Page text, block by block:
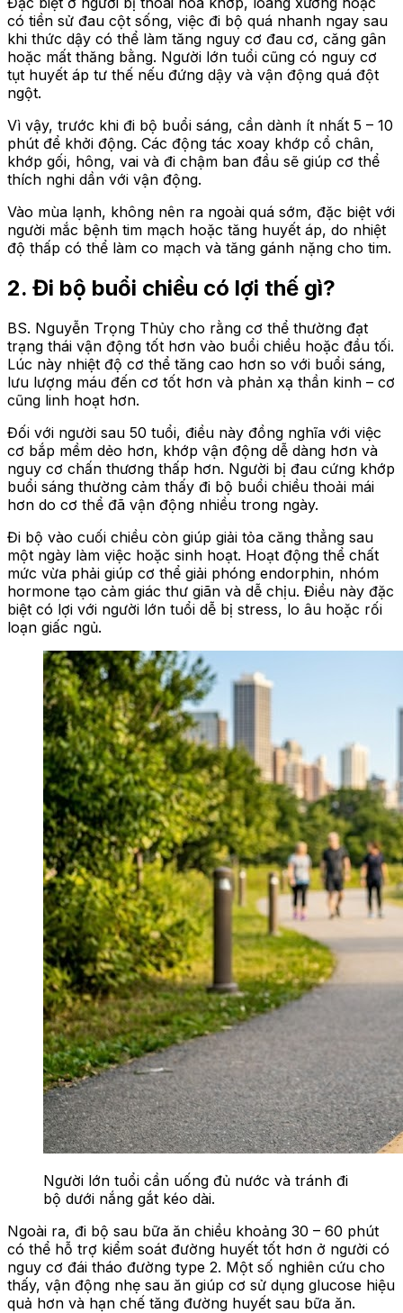
có tiền sử đau cột sống, việc đi bộ quá nhanh ngay sau
khi thức dậy có thể làm tăng nguy cơ đau cơ, căng gân
hoặc mất thăng bằng. Người lớn tuổi cũng có nguy cơ
tụt huyết áp tư thế nếu đứng dậy và vận động quá đột
ngột.
Vì vậy, trước khi đi bộ buổi sáng, cần dành ít nhất 5 – 10
phút để khởi động. Các động tác xoay khớp cổ chân,
khớp gối, hông, vai và đi chậm ban đầu sẽ giúp cơ thể
thích nghi dần với vận động.
Vào mùa lạnh, không nên ra ngoài quá sớm, đặc biệt với
người mắc bệnh tim mạch hoặc tăng huyết áp, do nhiệt
độ thấp có thể làm co mạch và tăng gánh nặng cho tim.
2. Đi bộ buổi chiều có lợi thế gì?
BS. Nguyễn Trọng Thủy cho rằng cơ thể thường đạt
trạng thái vận động tốt hơn vào buổi chiều hoặc đầu tối.
Lúc này nhiệt độ cơ thể tăng cao hơn so với buổi sáng,
lưu lượng máu đến cơ tốt hơn và phản xạ thần kinh – cơ
cũng linh hoạt hơn.
Đối với người sau 50 tuổi, điều này đồng nghĩa với việc
cơ bắp mềm dẻo hơn, khớp vận động dễ dàng hơn và
nguy cơ chấn thương thấp hơn. Người bị đau cứng khớp
buổi sáng thường cảm thấy đi bộ buổi chiều thoải mái
hơn do cơ thể đã vận động nhiều trong ngày.
Đi bộ vào cuối chiều còn giúp giải tỏa căng thẳng sau
một ngày làm việc hoặc sinh hoạt. Hoạt động thể chất
mức vừa phải giúp cơ thể giải phóng endorphin, nhóm
hormone tạo cảm giác thư giãn và dễ chịu. Điều này đặc
biệt có lợi với người lớn tuổi dễ bị stress, lo âu hoặc rối
loạn giấc ngủ.
Người lớn tuổi cần uống đủ nước và tránh đi
bộ dưới nắng gắt kéo dài.
Ngoài ra, đi bộ sau bữa ăn chiều khoảng 30 – 60 phút
có thể hỗ trợ kiểm soát đường huyết tốt hơn ở người có
nguy cơ đái tháo đường type 2. Một số nghiên cứu cho
thấy, vận động nhẹ sau ăn giúp cơ sử dụng glucose hiệu
quả hơn và hạn chế tăng đường huyết sau bữa ăn.